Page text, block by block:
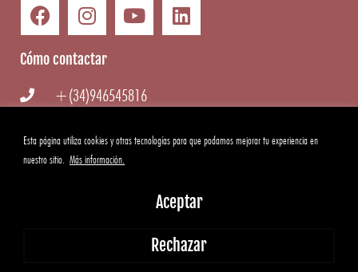
Esta página utiliza cookies y otras tecnologías para que podamos mejorar tu experiencia en
nuestro sitio. Más información.
Rechazar
Aceptar
Cómo contactar
+(34)946545816
info@hermesgourmet.com
WhatsApp
Hermes Gourmet|